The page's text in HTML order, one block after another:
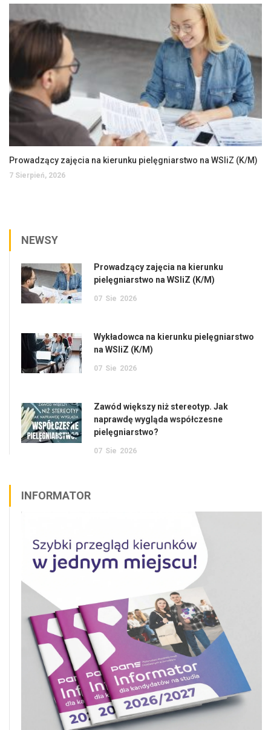
Prowadzący zajęcia na kierunku pielęgniarstwo na WSIiZ (K/M)
7 Sierpień, 2026
NEWSY
Prowadzący zajęcia na kierunku
pielęgniarstwo na WSIiZ (K/M)
07 Sie 2026
Wykładowca na kierunku pielęgniarstwo
na WSIiZ (K/M)
07 Sie 2026
Zawód większy niż stereotyp. Jak
naprawdę wygląda współczesne
pielęgniarstwo?
07 Sie 2026
INFORMATOR